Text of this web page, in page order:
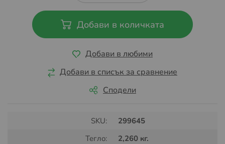
Добави в количката
Добави в любими
Добави в списък за сравнение
Сподели
SKU:
299645
Тегло:
2,260 кг.